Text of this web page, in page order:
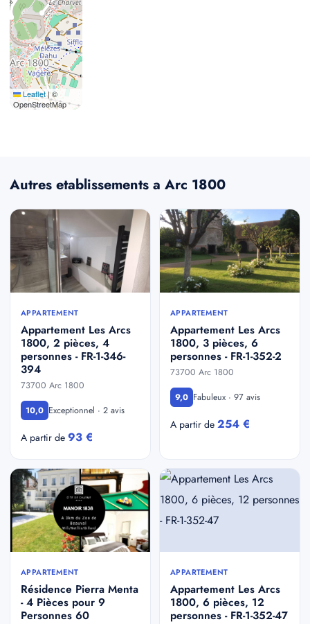
Leaflet |©
OpenStreetMap
Autres etablissements a Arc 1800
APPARTEMENT
Appartement Les Arcs
1800, 2 pièces, 4
personnes - FR-1-346-
394
73700 Arc 1800
10,0 Exceptionnel · 2 avis
A partir de 93 €
APPARTEMENT
Appartement Les Arcs
1800, 3 pièces, 6
personnes - FR-1-352-2
73700 Arc 1800
9,0 Fabuleux · 97 avis
A partir de 254 €
APPARTEMENT
Résidence Pierra Menta
- 4 Pièces pour 9
Personnes 60
APPARTEMENT
Appartement Les Arcs
1800, 6 pièces, 12
personnes - FR-1-352-47